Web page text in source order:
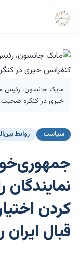
مایک جانسون، رئیس
خبری در کنگره
سیاست روابط
کردن
قبال